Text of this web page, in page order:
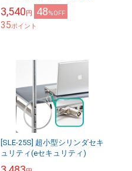
3,540円 48%OFF
35ポイント
[SLE-25S] 超小型シリンダセキ
ュリティ(eセキュリティ)